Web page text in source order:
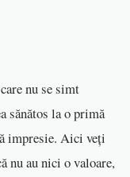
nu se simt
sănătos la o primă
impresie. Aici veți
nu au nici o valoare,